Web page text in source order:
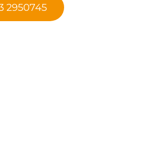
2950745